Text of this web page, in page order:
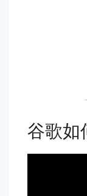
谷歌如